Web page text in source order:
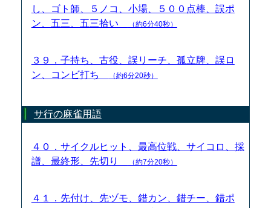
し、ゴト師、５ノコ、小場、５００点棒、誤ポ
ン、五三、五三拾い
（約6分40秒）
３９．子持ち、古役、誤リーチ、孤立牌、誤ロ
ン、コンビ打ち
（約6分20秒）
サ行の麻雀用語
４０．サイクルヒット、最高位戦、サイコロ、採
譜、最終形、先切り
（約7分20秒）
４１．先付け、先ヅモ、錯カン、錯チー、錯ポ